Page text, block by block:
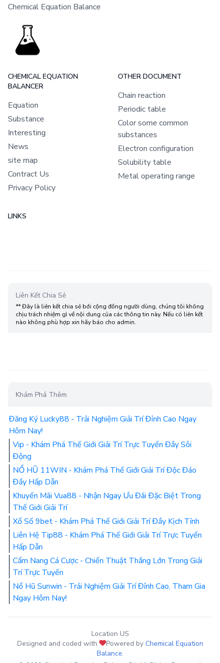
Chemical Equation Balance
CHEMICAL EQUATION
BALANCER
Equation
Substance
Interesting
News
site map
Contract Us
Privacy Policy
OTHER DOCUMENT
Chain reaction
Periodic table
Color some common
substances
Electron configuration
Solubility table
Metal operating range
LINKS
Liên Kết Chia Sẻ
** Đây là liên kết chia sẻ bới cộng đồng người dùng, chúng tôi không
chịu trách nhiệm gì về nội dung của các thông tin này. Nếu có liên kết
nào không phù hợp xin hãy báo cho admin.
Khám Phá Thêm
Đăng Ký Lucky88 - Trải Nghiệm Giải Trí Đỉnh Cao Ngay
Hôm Nay!
Vip - Khám Phá Thế Giới Giải Trí Trực Tuyến Đầy Sôi
Động
NỔ HŨ 11WIN - Khám Phá Thế Giới Giải Trí Độc Đáo
Đầy Hấp Dẫn
Khuyến Mãi Vua88 - Nhận Ngay Ưu Đãi Đặc Biệt Trong
Thế Giới Giải Trí
Xổ Số 9bet - Khám Phá Thế Giới Giải Trí Đầy Kịch Tính
Liên Hệ Tip88 - Khám Phá Thế Giới Giải Trí Trực Tuyến
Hấp Dẫn
Cẩm Nang Cá Cược - Chiến Thuật Thắng Lớn Trong Giải
Trí Trực Tuyến
Nổ Hũ Sunwin - Trải Nghiệm Giải Trí Đỉnh Cao, Tham Gia
Ngay Hôm Nay!
Location US
Designed and coded with
Powered by Chemical Equation
Balance.